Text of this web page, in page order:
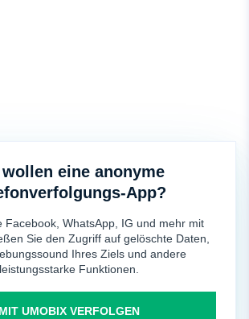
eine anonyme
App?
Facebook, WhatsApp, IG und mehr mit
Sie den Zugriff auf gelöschte Daten,
Ihres Ziels und andere
leistungsstarke Funktionen.
MIT UMOBIX VERFOLGEN